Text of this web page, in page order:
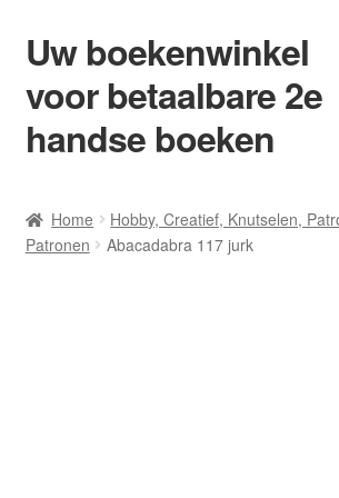
Ga
door
naar
navigatie
Ga
naar
de
inhoud
Uw boekenwinkel
voor betaalbare 2e
handse boeken
Afrekenen
Home
Hobby, Creatief, Knutselen,
Patronen
Abacadabra 117 jurk